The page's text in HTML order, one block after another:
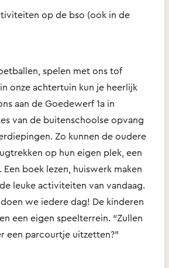
op de bso (ook in de
spelen met ons tof
onze achtertuin kun je heerlijk
aan de Goedewerf 1a in
van de buitenschoolse opvang
Zo kunnen de oudere
op hun eigen plek, een
boek lezen, huiswerk maken
leuke activiteiten van vandaag.
we iedere dag! De kinderen
een eigen speelterrein. “Zullen
een parcourtje uitzetten?”